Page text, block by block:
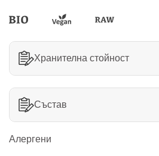
Хранителна стойност
Състав
Алергени